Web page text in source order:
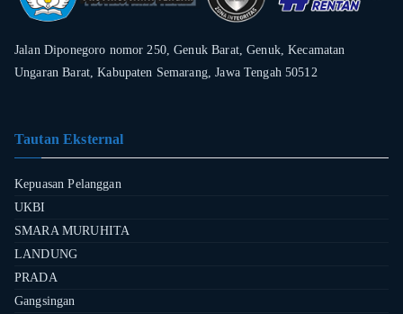
Jalan Diponegoro nomor 250, Genuk Barat, Genuk, Kecamatan
Ungaran Barat, Kabupaten Semarang, Jawa Tengah 50512
Tautan Eksternal
Kepuasan Pelanggan
UKBI
SMARA MURUHITA
LANDUNG
PRADA
Gangsingan